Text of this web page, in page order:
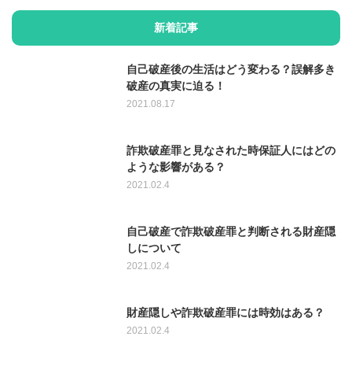
新着記事
自己破産後の生活はどう変わる？誤解多き
破産の真実に迫る！
2021.08.17
詐欺破産罪と見なされた時保証人にはどの
ような影響がある？
2021.02.4
自己破産で詐欺破産罪と判断される財産隠
しについて
2021.02.4
財産隠しや詐欺破産罪には時効はある？
2021.02.4